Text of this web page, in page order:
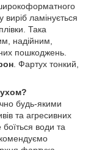
ламінується
Така
надійним,
пошкоджень.
. Фартух тонкий,
будь-якими
та агресивних
боїться води та